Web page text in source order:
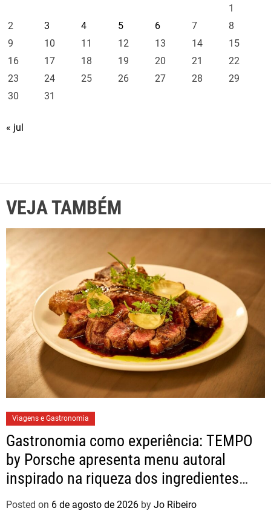
1
2
3 4 5 6 7
8
9
10 11 12 13 14
15
16
17 18 19 20 21
22
23
24 25 26 27 28
29
30
31
« jul
VEJA TAMBÉM
Viagens e Gastronomia
Gastronomia como experiência: TEMPO
by Porsche apresenta menu autoral
inspirado na riqueza dos ingredientes
brasileiros
Posted on 6 de agosto de 2026 by Jo Ribeiro